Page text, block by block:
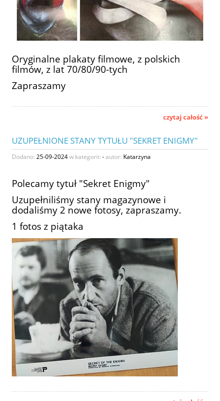
Oryginalne plakaty filmowe, z polskich
filmów, z lat 70/80/90-tych
Zapraszamy
czytaj całość »
UZUPEŁNIONE STANY TYTUŁU "SEKRET ENIGMY"
Dodano: 25-09-2024w kategorii: -autor: Katarzyna
Polecamy tytuł "Sekret Enigmy"
Uzupełniliśmy stany magazynowe i
dodaliśmy 2 nowe fotosy, zapraszamy.
1 fotos z piątaka